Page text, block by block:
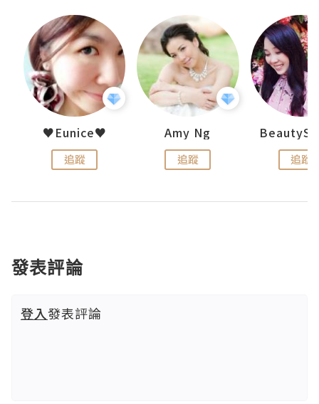
♥Eunice♥
追蹤
Amy Ng
追蹤 追蹤
發表評論
登入發表評論